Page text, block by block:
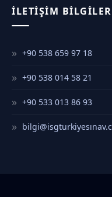
İLETIŞIM
+90 538 659 97 18
+90 538 014 58 21
+90 533 013 86 93